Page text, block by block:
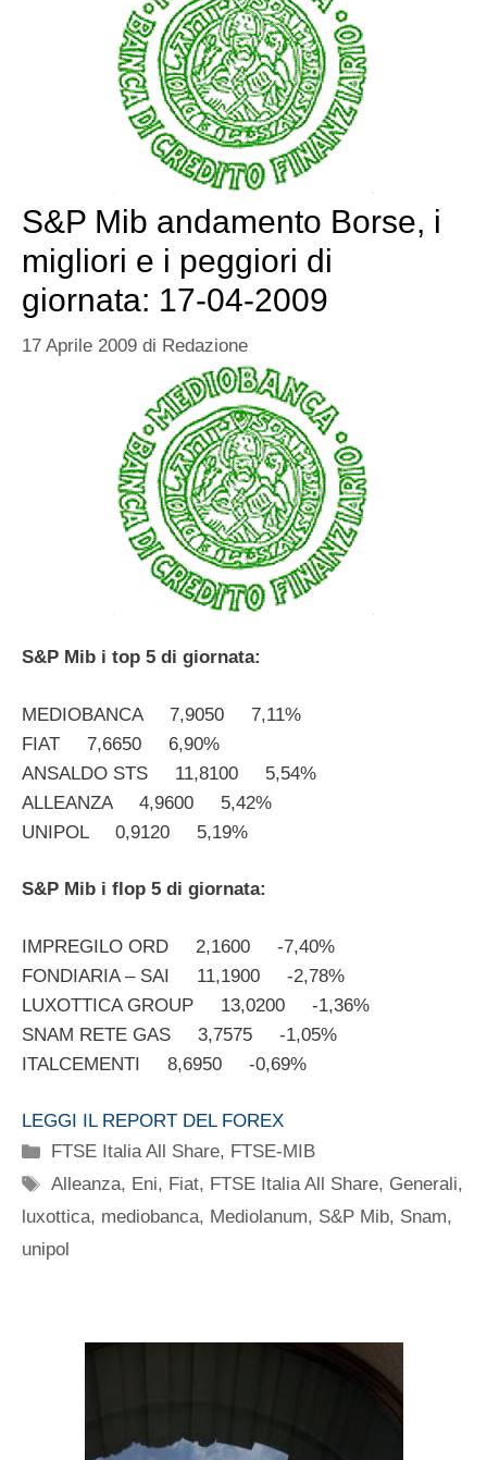
S&P Mib andamento Borse, i
migliori e i peggiori di
giornata: 17-04-2009
17 Aprile 2009 di Redazione
S&P Mib i top 5 di giornata:
MEDIOBANCA 7,9050 7,11%
FIAT 7,6650 6,90%
ANSALDO STS 11,8100 5,54%
ALLEANZA 4,9600 5,42%
UNIPOL 0,9120 5,19%
S&P Mib i flop 5 di giornata:
IMPREGILO ORD 2,1600 -7,40%
FONDIARIA – SAI 11,1900 -2,78%
LUXOTTICA GROUP 13,0200 -1,36%
SNAM RETE GAS 3,7575 -1,05%
ITALCEMENTI 8,6950 -0,69%
LEGGI IL REPORT DEL FOREX
Categorie
FTSE Italia All Share, FTSE-MIB
Tag
Alleanza, Eni, Fiat, FTSE Italia All Share, Generali,
luxottica, mediobanca, Mediolanum, S&P Mib, Snam,
unipol